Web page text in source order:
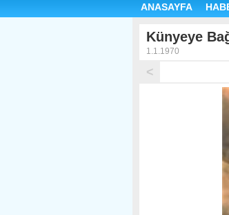
ANASAYFA
Künyeye
1.1.1970
<